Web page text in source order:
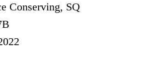
Conserving, SQ